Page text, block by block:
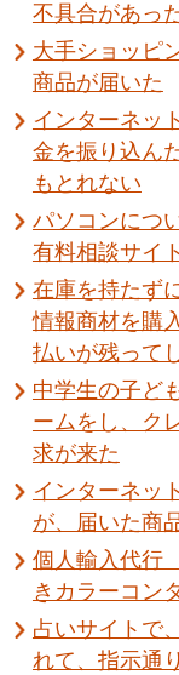
不具合があっ
大手ショッピ
商品が届いた
インターネッ
金を振り込ん
もとれない
パソコンにつ
有料相談サイ
在庫を持たず
情報商材を購
払いが残って
中学生の子ど
ームをし、ク
求が来た
インターネッ
が、届いた商
個人輸入代行
きカラーコン
占いサイトで
れて、指示通